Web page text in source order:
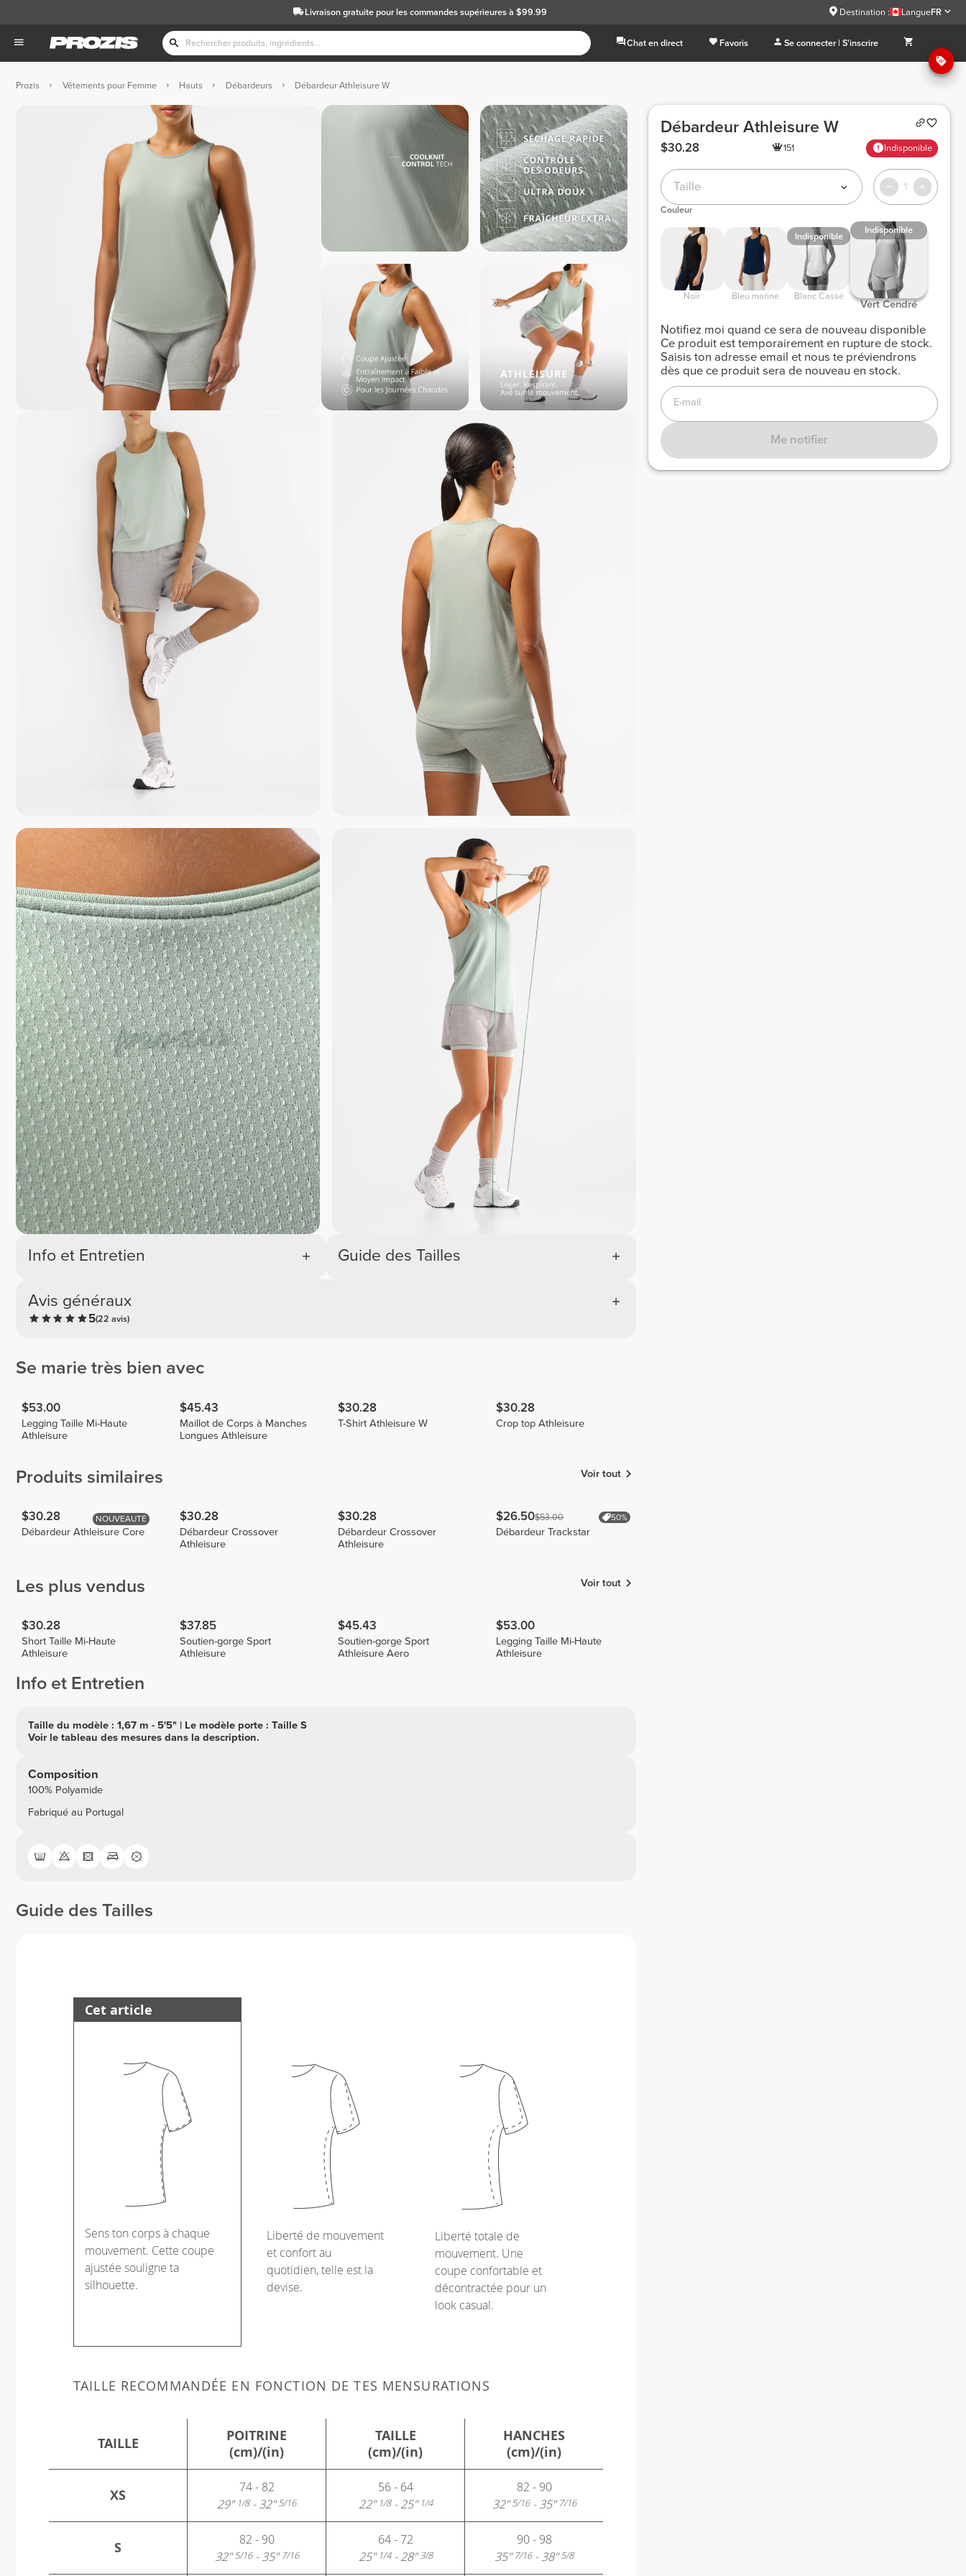
Livraison gratuitepour les commandes supérieures à $99.99 Destination : LangueFR
Chat en direct Favoris Se connecter | S'inscrire
Prozis Vêtements pour Femme Hauts Débardeurs Débardeur Athleisure W
Info et Entretien
Avis généraux
5(22 avis)
Guide des Tailles
Se marie très bien avec
$53.00
Legging Taille Mi-Haute
Athleisure
$45.43
Maillot de Corps à Manches
Longues Athleisure
$30.28
T-Shirt Athleisure W
$30.28
Crop top Athleisure
Produits similaires Voir tout
NOUVEAUTÉ
$30.28
Débardeur Athleisure Core
$30.28
Débardeur Crossover
Athleisure
$30.28
Débardeur Crossover
Athleisure
$26.50$53.00 50%
Débardeur Trackstar
Les plus vendus Voir tout
$30.28
Short Taille Mi-Haute
Athleisure
$37.85
Soutien-gorge Sport
Athleisure
$45.43
Soutien-gorge Sport
Athleisure Aero
$53.00
Legging Taille Mi-Haute
Athleisure
Info et Entretien
Taille du modèle : 1,67 m - 5'5" | Le modèle porte : Taille S
Voir le tableau des mesures dans la description.
Composition
100% Polyamide
Fabriqué au Portugal
Guide des Tailles
Cet article
Sens ton corps à chaque
mouvement. Cette coupe
ajustée souligne ta
silhouette.
Liberté de mouvement
et confort au
quotidien, telle est la
devise.
Liberté totale de
mouvement. Une
coupe confortable et
décontractée pour un
look casual.
TAILLE RECOMMANDÉE EN FONCTION DE TES MENSURATIONS
TAILLE
POITRINE
(cm)/(in)
TAILLE
(cm)/(in)
HANCHES
(cm)/(in)
XS
74 - 82
29"1/8- 32"5/16
56 - 64
22"1/8- 25"1/4
82 - 90
32"5/16- 35"7/16
S
82 - 90
32"5/16- 35"7/16
64 - 72
25"1/4- 28"3/8
90 - 98
35"7/16- 38"5/8
Débardeur Athleisure W
$30.28 151 Indisponible
Taille 1
Couleur
Noir Bleu marine
Indisponible
Blanc Cassé
Indisponible
Vert Cendré
Notifiez moi quand ce sera de nouveau disponible
Ce produit est temporairement en rupture de stock.
Saisis ton adresse email et nous te préviendrons
dès que ce produit sera de nouveau en stock.
E-mail
Me notifier